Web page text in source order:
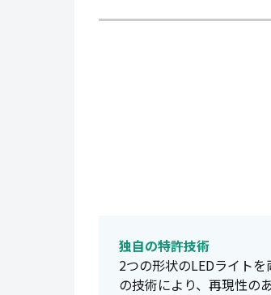
独自の特許技術
2つの形状のLEDライト
の技術により、再現性の